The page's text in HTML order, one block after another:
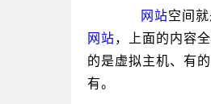
网站空间就
网站，上面的内容
的是虚拟主机、有
有。